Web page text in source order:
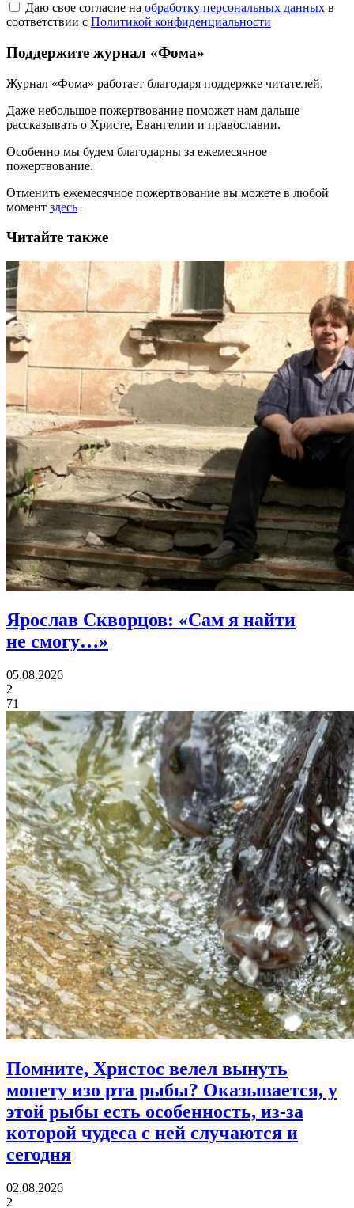
Даю свое согласие на обработку персональных данных в
соответствии с Политикой конфиденциальности
Поддержите журнал «Фома»
Журнал «Фома» работает благодаря поддержке читателей.
Даже небольшое пожертвование поможет нам дальше
рассказывать о Христе, Евангелии и православии.
Особенно мы будем благодарны за ежемесячное
пожертвование.
Отменить ежемесячное пожертвование вы можете в любой
момент здесь
Читайте также
Ярослав Скворцов: «Сам я найти
не смогу…»
05.08.2026
2
71
Помните, Христос велел вынуть
монету изо рта рыбы? Оказывается, у
этой рыбы есть особенность, из-за
которой чудеса с ней случаются и
сегодня
02.08.2026
2